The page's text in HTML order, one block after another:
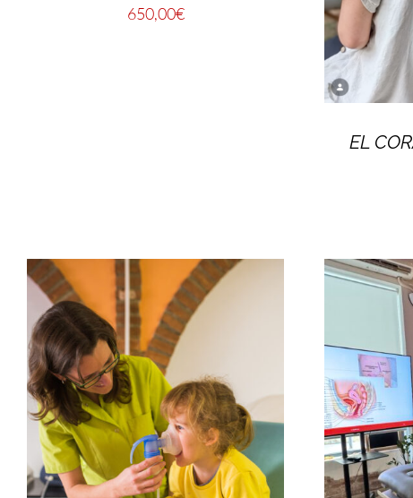
650,00€
EL